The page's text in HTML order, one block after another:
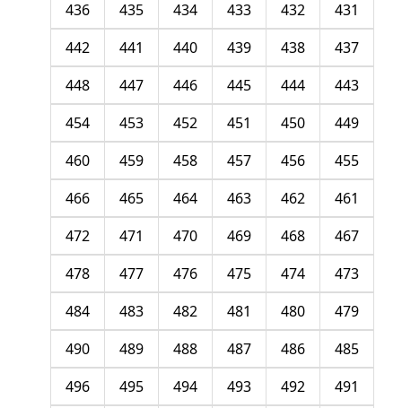
431
432
433
434
435
436
437
438
439
440
441
442
443
444
445
446
447
448
449
450
451
452
453
454
455
456
457
458
459
460
461
462
463
464
465
466
467
468
469
470
471
472
473
474
475
476
477
478
479
480
481
482
483
484
485
486
487
488
489
490
491
492
493
494
495
496